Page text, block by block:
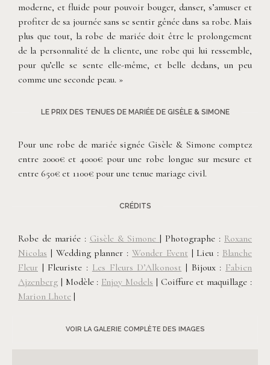
moderne, et fluide pour pouvoir bouger, danser, s’amuser et
profiter de sa journée sans se sentir gênée dans sa robe. Mais
plus que tout, la robe de mariée doit être le prolongement
de la personnalité de la cliente, une robe qui lui ressemble,
pour qu’elle se sente elle-même, et belle dedans, un peu
comme une seconde peau. »
LE PRIX DES TENUES DE MARIÉE DE GISÈLE & SIMONE
Pour une robe de mariée signée Gisèle & Simone comptez
entre 2000€ et 4000€ pour une robe longue sur mesure et
entre 650€ et 1100€ pour une tenue mariage civil.
CRÉDITS
Robe de mariée : Gisèle & Simone | Photographe : Roxane
Nicolas | Wedding planner : Wonder Event | Lieu : Blanche
Fleur | Fleuriste : Les Fleurs D’Alkonost | Bijoux : Fabien
Ajzenberg | Modèle : Enjoy Models | Coiffure et maquillage :
Marion Lhote |
VOIR LA GALERIE COMPLÈTE DES IMAGES